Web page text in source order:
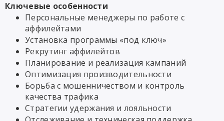
Ключевые особенности
Персональные менеджеры по работе с
аффилейтами
Установка программы «под ключ»
Рекрутинг аффилейтов
Планирование и реализация кампаний
Оптимизация производительности
Борьба с мошенничеством и контроль
качества трафика
Стратегии удержания и лояльности